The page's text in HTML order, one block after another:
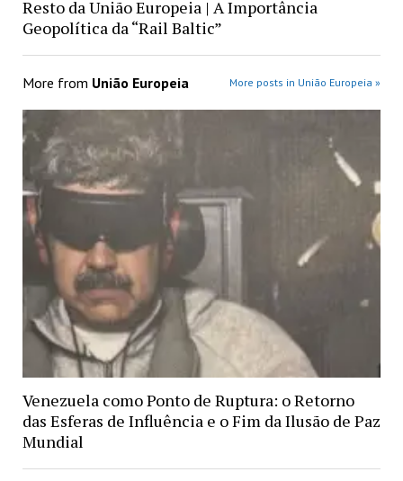
Resto da União Europeia | A Importância
Geopolítica da “Rail Baltic”
More from União Europeia More posts in União Europeia »
Venezuela como Ponto de Ruptura: o Retorno
das Esferas de Influência e o Fim da Ilusão de Paz
Mundial